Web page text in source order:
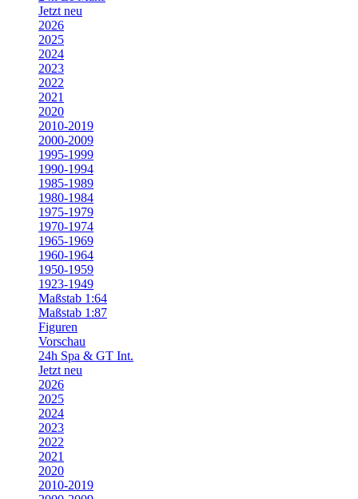
Jetzt neu
2026
2025
2024
2023
2022
2021
2020
2010-2019
2000-2009
1995-1999
1990-1994
1985-1989
1980-1984
1975-1979
1970-1974
1965-1969
1960-1964
1950-1959
1923-1949
Maßstab 1:64
Maßstab 1:87
Figuren
Vorschau
24h Spa & GT Int.
Jetzt neu
2026
2025
2024
2023
2022
2021
2020
2010-2019